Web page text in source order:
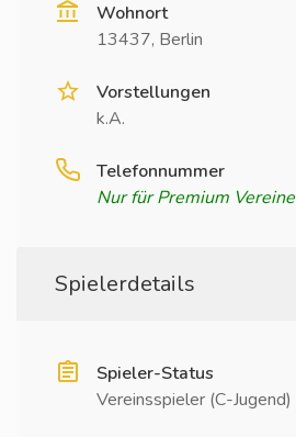
Wohnort
13437, Berlin
Vorstellungen
k.A.
Telefonnummer
Nur für Premium Vereine
Spielerdetails
Spieler-Status
Vereinsspieler (C-Jugend)